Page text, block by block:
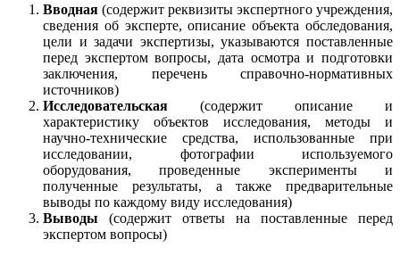
Вводная (содержит реквизиты экспертного учреждения,
сведения об эксперте, описание объекта обследования,
цели и задачи экспертизы, указываются поставленные
перед экспертом вопросы, дата осмотра и подготовки
заключения, перечень справочно-нормативных
источников)
Исследовательская (содержит описание и
характеристику объектов исследования, методы и
научно-технические средства, использованные при
исследовании, фотографии используемого
оборудования, проведенные эксперименты и
полученные результаты, а также предварительные
выводы по каждому виду исследования)
Выводы (содержит ответы на поставленные перед
экспертом вопросы)